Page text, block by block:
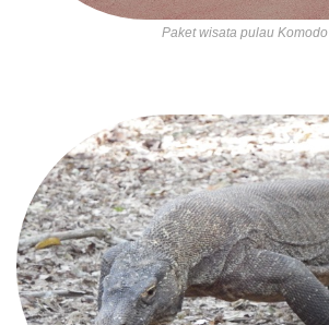
Paket wisata pulau Komodo